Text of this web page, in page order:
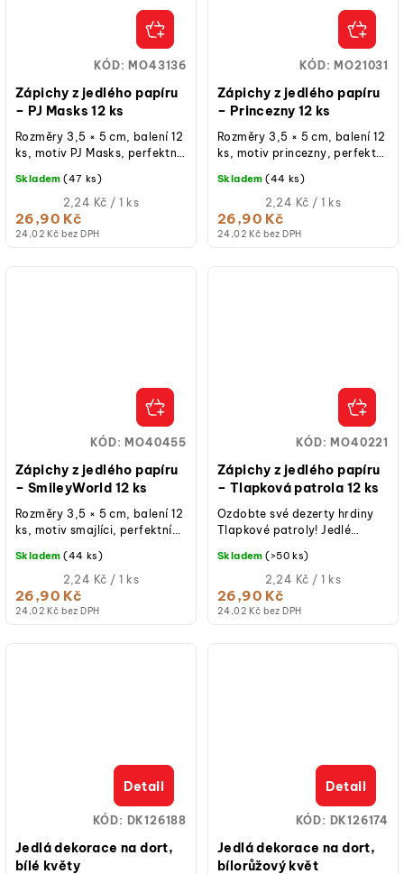
Zápichy z jedlého papíru
– PJ Masks 12 ks
24,02 Kč bez DPH
26,90 Kč
Měrná
cena:
2,24 Kč / 1 ks
Skladem (47 ks)
Rozměry 3,5 × 5 cm, balení 12
ks, motiv PJ Masks, perfektní
ideální pro dětské...
KÓD: MO43136
Zápichy z jedlého papíru
– Princezny 12 ks
24,02 Kč bez DPH
26,90 Kč
Měrná
cena:
2,24 Kč / 1 ks
Skladem (44 ks)
Rozměry 3,5 × 5 cm, balení 12
ks, motiv princezny, perfektní
ideální pro dětské...
KÓD: MO21031
Zápichy z jedlého papíru
– SmileyWorld 12 ks
24,02 Kč bez DPH
26,90 Kč
Měrná
cena:
2,24 Kč / 1 ks
Skladem (44 ks)
Rozměry 3,5 × 5 cm, balení 12
ks, motiv smajlíci, perfektní
ideální pro dětské...
KÓD: MO40455
Zápichy z jedlého papíru
– Tlapková patrola 12 ks
24,02 Kč bez DPH
26,90 Kč
Měrná
cena:
2,24 Kč / 1 ks
Skladem (>50 ks)
Ozdobte své dezerty hrdiny
Tlapkové patroly! Jedlé
dětskou oslavu Vyzkoušejte
zápichy z...
KÓD: MO40221
Jedlá dekorace na dort,
bílé květy
Detail
KÓD: DK126188
Jedlá dekorace na dort,
bílorůžový květ
Detail
KÓD: DK126174